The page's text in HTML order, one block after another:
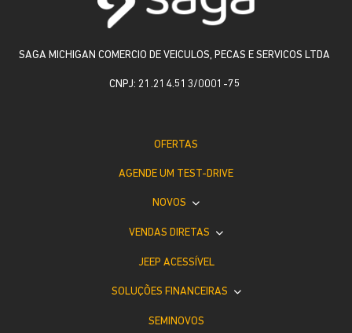
SAGA MICHIGAN COMERCIO DE VEICULOS, PECAS E SERVICOS LTDA
CNPJ: 21.214.513/0001-75
OFERTAS
AGENDE UM TEST-DRIVE
NOVOS
VENDAS DIRETAS
JEEP ACESSÍVEL
SOLUÇÕES FINANCEIRAS
SEMINOVOS